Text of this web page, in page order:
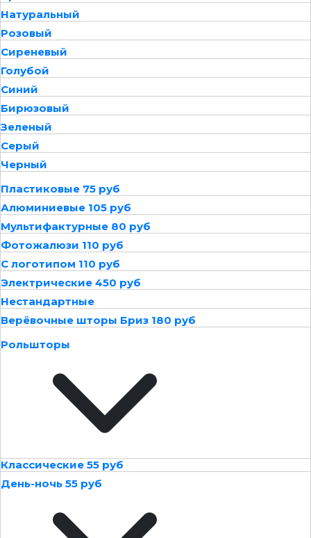
Натуральный
Розовый
Сиреневый
Голубой
Синий
Бирюзовый
Зеленый
Серый
Черный
Пластиковые 75 руб
Алюминиевые 105 руб
Мультифактурные 80 руб
Фотожалюзи 110 руб
С логотипом 110 руб
Электрические 450 руб
Нестандартные
Верёвочные шторы Бриз 180 руб
Рольшторы
Классические 55 руб
День-ночь 55 руб